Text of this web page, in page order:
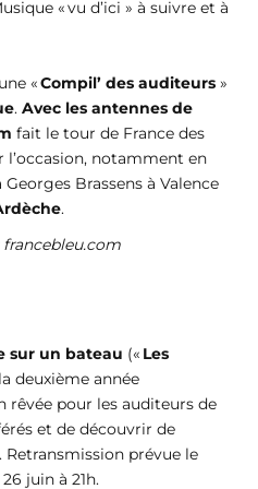
« vu d’ici » à suivre et à
«Compil’ des auditeurs »
. Avec les antennes de
fait le tour de France des
notamment en
Brassens à Valence
.
sur un bateau (« Les
deuxième année
rêvée pour les auditeurs de
et de découvrir de
prévue le
juin à 21h.